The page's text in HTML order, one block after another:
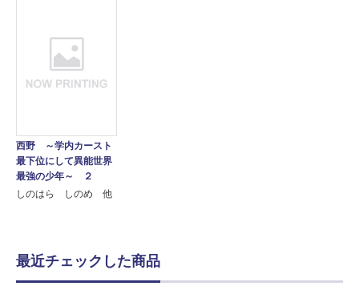
西野 ～学内カースト
最下位にして異能世界
最強の少年～ ２
しのはら しのめ 他
最近チェックした商品